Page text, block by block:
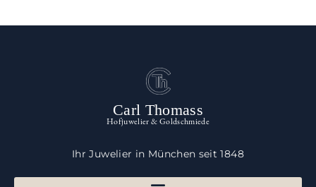
Carl Thomass
Hofjuwelier & Goldschmiede
Ihr Juwelier in München seit 1848